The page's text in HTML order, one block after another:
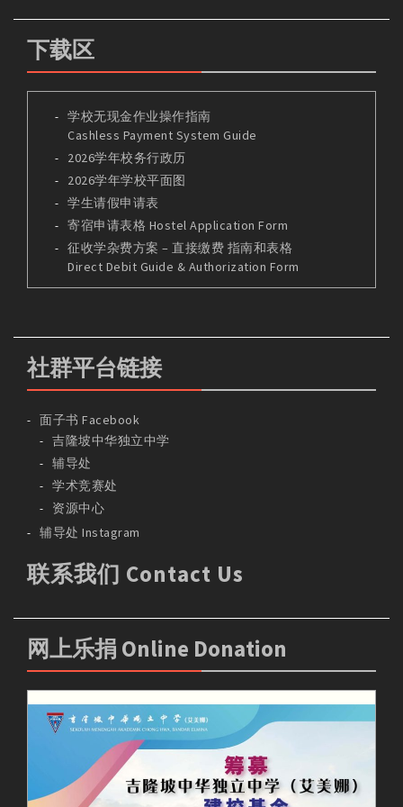
下载区
学校无现金作业操作指南
Cashless Payment System Guide
2026学年校务行政历
2026学年学校平面图
学生请假申请表
寄宿申请表格 Hostel Application Form
征收学杂费方案 – 直接缴费 指南和表格
Direct Debit Guide & Authorization Form
社群平台链接
面子书 Facebook
吉隆坡中华独立中学
辅导处
学术竞赛处
资源中心
辅导处 Instagram
联系我们 Contact Us
网上乐捐 Online Donation